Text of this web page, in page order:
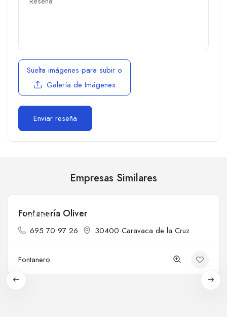
Suelta imágenes para subir o
Galería de Imágenes
Empresas Similares
Cerrado
Fontanería Oliver
695 70 97 26 30400 Caravaca de la Cruz
Fontanero